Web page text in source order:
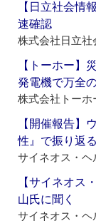
【日立社会情
速確認
株式会社日立社
【トーホー】
発電機で万全
株式会社トーホ
【開催報告】
性』で振り返
サイネオス・ヘ
【サイネオ
山氏に聞く
サイネオス・ヘ